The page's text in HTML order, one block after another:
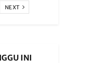
NEXT
INI